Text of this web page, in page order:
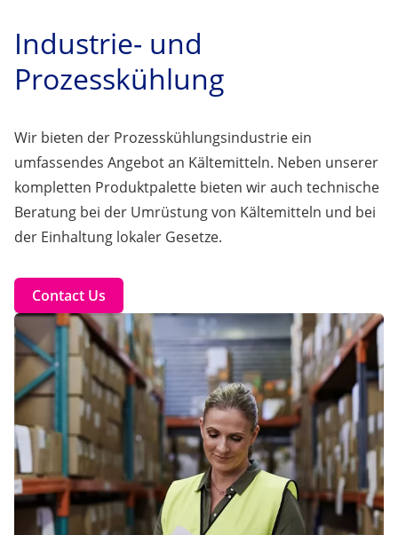
Industrie- und
Prozesskühlung
Wir bieten der Prozesskühlungsindustrie ein
umfassendes Angebot an Kältemitteln. Neben unserer
kompletten Produktpalette bieten wir auch technische
Beratung bei der Umrüstung von Kältemitteln und bei
der Einhaltung lokaler Gesetze.
Contact Us